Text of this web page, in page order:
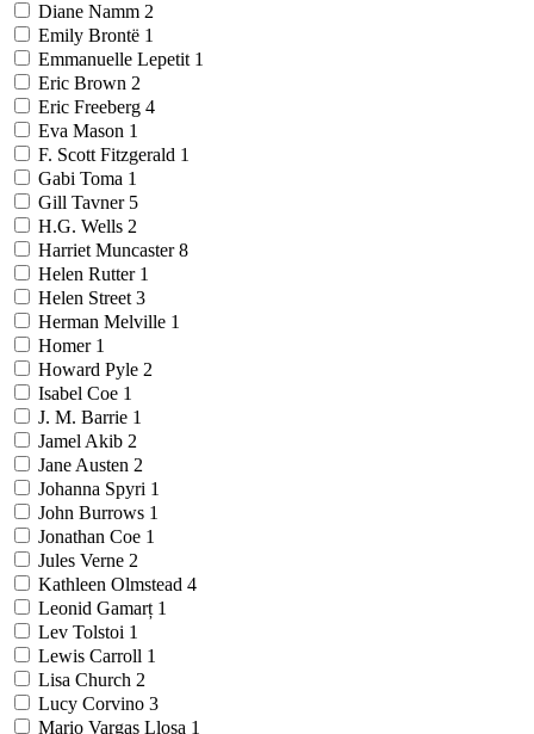
Diane Namm 2
Emily Brontë 1
Emmanuelle Lepetit 1
Eric Brown 2
Eric Freeberg 4
Eva Mason 1
F. Scott Fitzgerald 1
Gabi Toma 1
Gill Tavner 5
H.G. Wells 2
Harriet Muncaster8
Helen Rutter 1
Helen Street 3
Herman Melville 1
Homer 1
Howard Pyle 2
Isabel Coe 1
J. M. Barrie 1
Jamel Akib 2
Jane Austen 2
Johanna Spyri 1
John Burrows 1
Jonathan Coe 1
Jules Verne 2
Kathleen Olmstead 4
Leonid Gamarț 1
Lev Tolstoi 1
Lewis Carroll 1
Lisa Church 2
Lucy Corvino 3
Mario Vargas Llosa 1